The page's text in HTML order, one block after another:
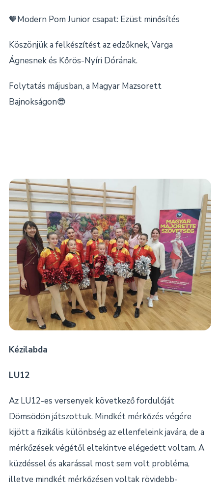
🧡Modern Pom Junior csapat: Ezüst minősítés
Köszönjük a felkészítést az edzőknek, Varga
Ágnesnek és Kőrös-Nyíri Dórának.
Folytatás májusban, a Magyar Mazsorett
Bajnokságon😎
Kézilabda
LU12
Az LU12-es versenyek következő fordulóját
Dömsödön játszottuk. Mindkét mérkőzés végére
kijött a fizikális különbség az ellenfeleink javára, de a
mérkőzések végétől eltekintve elégedett voltam. A
küzdéssel és akarással most sem volt probléma,
illetve mindkét mérkőzésen voltak rövidebb-